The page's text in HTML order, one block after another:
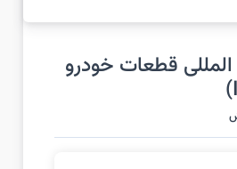
قطعات خودرو